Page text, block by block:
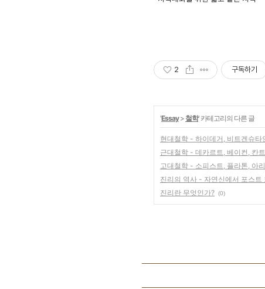
2 구독하기
'Essay> 철학' 카테고리의 다른 글
현대철학 - 하이데거, 비트겐슈타
근대철학 - 데카르트, 베이컨, 칸
고대철학 - 소피스트, 플라톤, 아
진리의 역사 - 자연신에서 포스트
진리란 무엇인가? (0)